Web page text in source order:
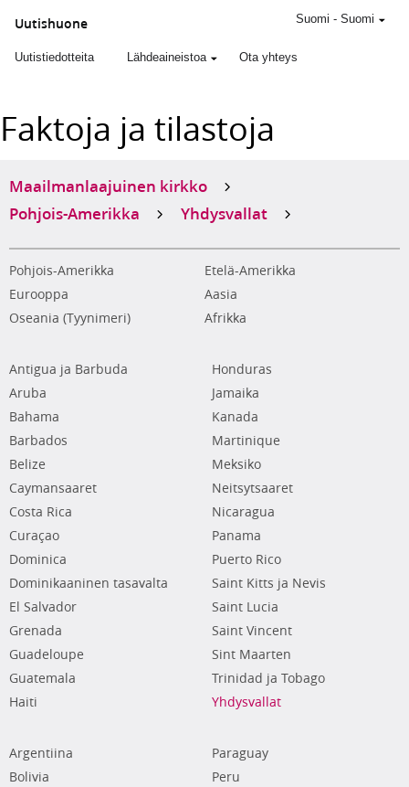
Uutishuone
Uutistiedotteita Lähdeaineistoa Ota yhteys
Suomi - Suomi
Faktoja ja tilastoja
Maailmanlaajuinen kirkko
Pohjois-Amerikka
Yhdysvallat
Pohjois-Amerikka
Etelä-Amerikka
Eurooppa
Aasia
Oseania (Tyynimeri)
Afrikka
Antigua ja Barbuda
Aruba
Bahama
Barbados
Belize
Caymansaaret
Costa Rica
Curaçao
Dominica
Dominikaaninen tasavalta
El Salvador
Grenada
Guadeloupe
Guatemala
Haiti
Honduras
Jamaika
Kanada
Martinique
Meksiko
Neitsytsaaret
Nicaragua
Panama
Puerto Rico
Saint Kitts ja Nevis
Saint Lucia
Saint Vincent
Sint Maarten
Trinidad ja Tobago
Yhdysvallat
Argentiina
Bolivia
Paraguay
Peru